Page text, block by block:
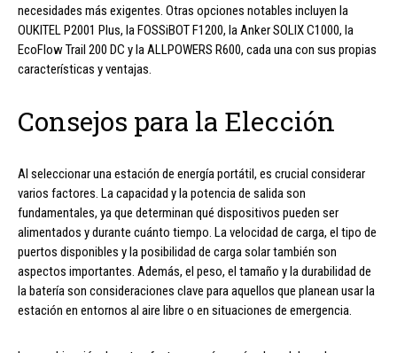
necesidades más exigentes. Otras opciones notables incluyen la
OUKITEL P2001 Plus, la FOSSiBOT F1200, la Anker SOLIX C1000, la
EcoFlow Trail 200 DC y la ALLPOWERS R600, cada una con sus propias
características y ventajas.
Consejos para la Elección
Al seleccionar una estación de energía portátil, es crucial considerar
varios factores. La capacidad y la potencia de salida son
fundamentales, ya que determinan qué dispositivos pueden ser
alimentados y durante cuánto tiempo. La velocidad de carga, el tipo de
puertos disponibles y la posibilidad de carga solar también son
aspectos importantes. Además, el peso, el tamaño y la durabilidad de
la batería son consideraciones clave para aquellos que planean usar la
estación en entornos al aire libre o en situaciones de emergencia.